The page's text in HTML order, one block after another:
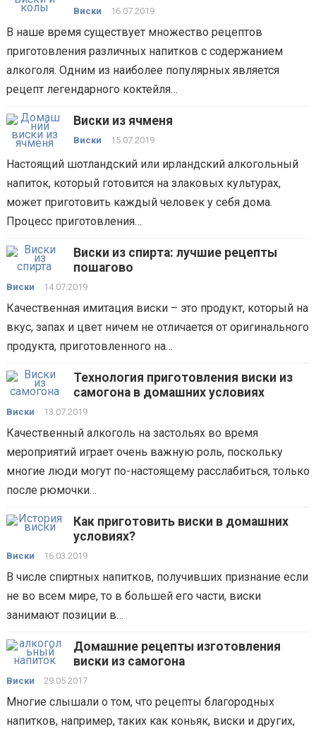
Виски 16.07.2019
В наше время существует множество рецептов
приготовления различных напитков с содержанием
алкоголя. Одним из наиболее популярных является
рецепт легендарного коктейля…
Виски из ячменя
Виски 15.07.2019
Настоящий шотландский или ирландский алкогольный
напиток, который готовится на злаковых культурах,
может приготовить каждый человек у себя дома.
Процесс приготовления…
Виски из спирта: лучшие рецепты
пошагово
Виски 14.07.2019
Качественная имитация виски – это продукт, который на
вкус, запах и цвет ничем не отличается от оригинального
продукта, приготовленного на…
Технология приготовления виски из
самогона в домашних условиях
Виски 13.07.2019
Качественный алкоголь на застольях во время
мероприятий играет очень важную роль, поскольку
многие люди могут по-настоящему расслабиться, только
после рюмочки…
Как приготовить виски в домашних
условиях?
Виски 16.03.2019
В числе спиртных напитков, получивших признание если
не во всем мире, то в большей его части, виски
занимают позиции в…
Домашние рецепты изготовления
виски из самогона
Виски 29.05.2017
Многие слышали о том, что рецепты благородных
напитков, например, таких как коньяк, виски и других,